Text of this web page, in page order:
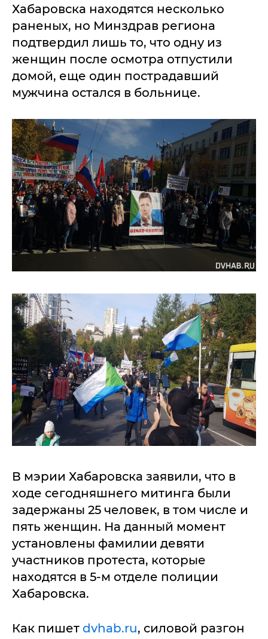
Хабаровска находятся несколько
раненых, но Минздрав региона
подтвердил лишь то, что одну из
женщин после осмотра отпустили
домой, еще один пострадавший
мужчина остался в больнице.
В мэрии Хабаровска заявили, что в
ходе сегодняшнего митинга были
задержаны 25 человек, в том числе и
пять женщин. На данный момент
установлены фамилии девяти
участников протеста, которые
находятся в 5-м отделе полиции
Хабаровска.
Как пишет dvhab.ru, силовой разгон